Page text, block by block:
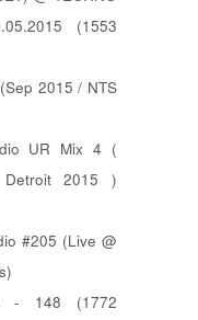
(1553
2015 / NTS
UR Mix 4 (
Detroit 2015 )
#205 (Live @
- 148 (1772